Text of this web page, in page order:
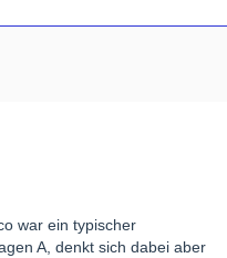
war ein typischer
A, denkt sich dabei aber